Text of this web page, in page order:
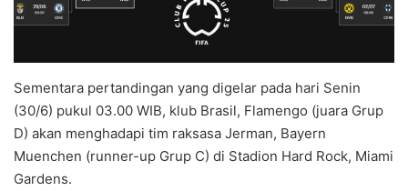
Sementara pertandingan yang digelar pada hari Senin
(30/6) pukul 03.00 WIB, klub Brasil, Flamengo (juara Grup
D) akan menghadapi tim raksasa Jerman, Bayern
Muenchen (runner-up Grup C) di Stadion Hard Rock, Miami
Gardens.